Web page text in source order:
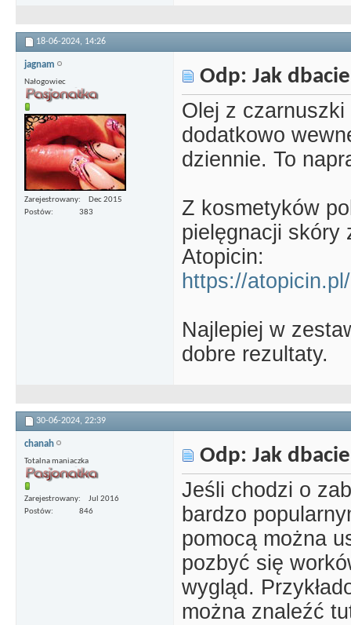
18-06-2024, 14:26
jagnam
Nałogowiec
Zarejestrowany
Dec 2015
Postów
383
Odp: Jak
Olej z
dodatkowo
dziennie. To
Z kosmetyków
pielęgnacji skóry
Atopicin:
https://
Najlepiej w
dobre rezultaty.
30-06-2024, 22:39
chanah
Totalna maniaczka
Zarejestrowany
Jul 2016
Postów
846
Odp: Jak
Jeśli chodzi o
bardzo
pomocą można
pozbyć się
wygląd.
można znaleźć